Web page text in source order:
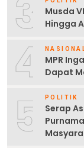
3
Musda
Hingga
4
MPR
Dapat
5 POLITIK
Serap